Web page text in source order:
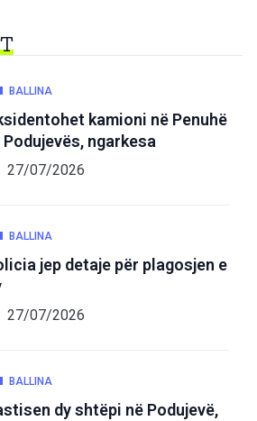
BALLINA
kamioni në Penuhë
ngarkesa
27/07/2026
BALLINA
jep detaje për plagosjen e
27/07/2026
BALLINA
dy shtëpi në Podujevë,